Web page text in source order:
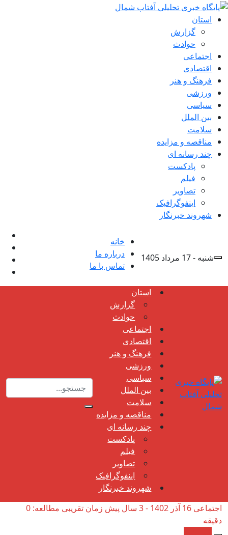
استان
گزارش
حوادث
اجتماعی
اقتصادی
فرهنگ و هنر
ورزشی
سیاسی
بین الملل
سلامت
مناقصه و مزایده
چند رسانه ای
پادکست
فیلم
تصاویر
اینفوگرافیک
شهروند خبرنگار
شنبه - 17 مرداد 1405
خانه
درباره ما
تماس با ما
استان
گزارش
حوادث
اجتماعی
اقتصادی
فرهنگ و هنر
ورزشی
سیاسی
بین الملل
سلامت
مناقصه و مزایده
چند رسانه ای
پادکست
فیلم
تصاویر
اینفوگرافیک
شهروند خبرنگار
اجتماعی 16 آذر 1402 - 3 سال پیش
زمان تقریبی مطالعه: 0
دقیقه